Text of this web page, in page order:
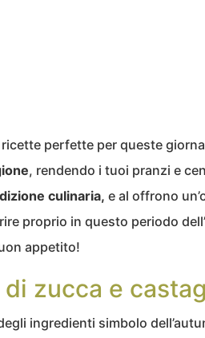
ricette perfette per queste
, rendendo i tuoi pranzi e
culinaria, e al offrono
proprio in questo periodo
appetito!
di zucca e
ingredienti simbolo